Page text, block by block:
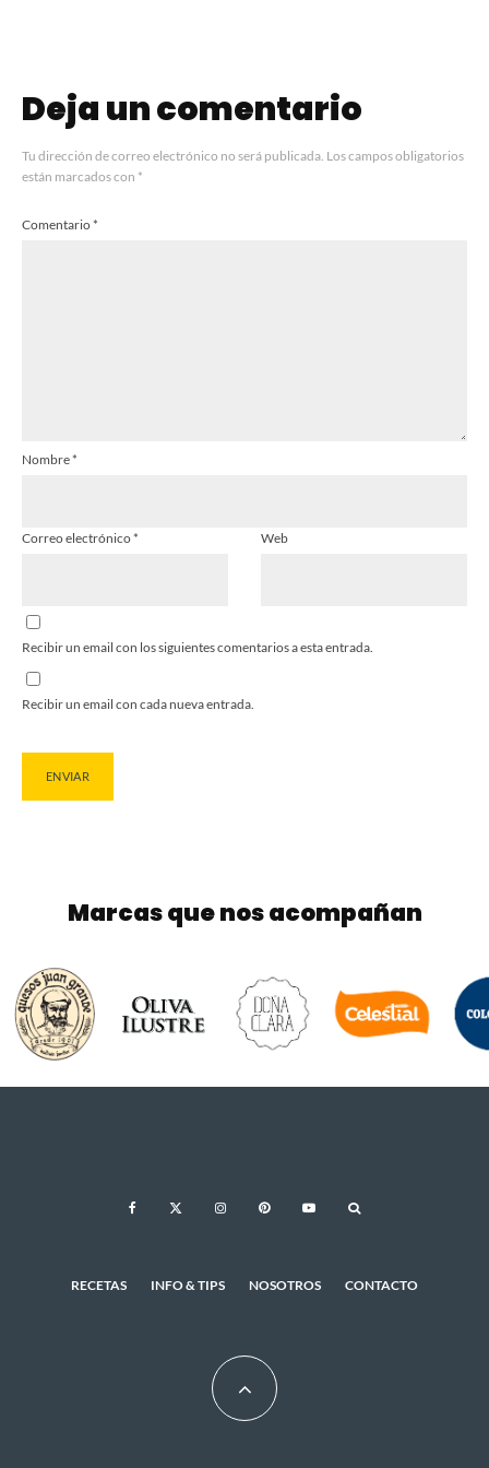
Deja un comentario
Tu dirección de correo electrónico no será publicada. Los campos obligatorios
están marcados con *
Comentario*
Nombre*
Correo electrónico* Web
Recibir un email con los siguientes comentarios a esta entrada.
Recibir un email con cada nueva entrada.
Marcas que nos acompañan
RECETAS INFO & TIPS NOSOTROS CONTACTO